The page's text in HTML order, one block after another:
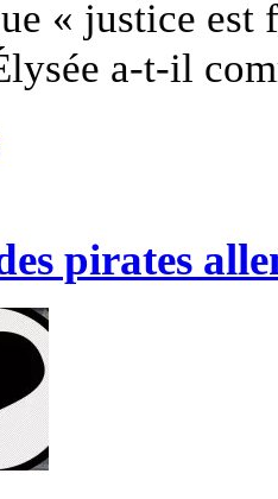
« justice est
a-t-il
pirates